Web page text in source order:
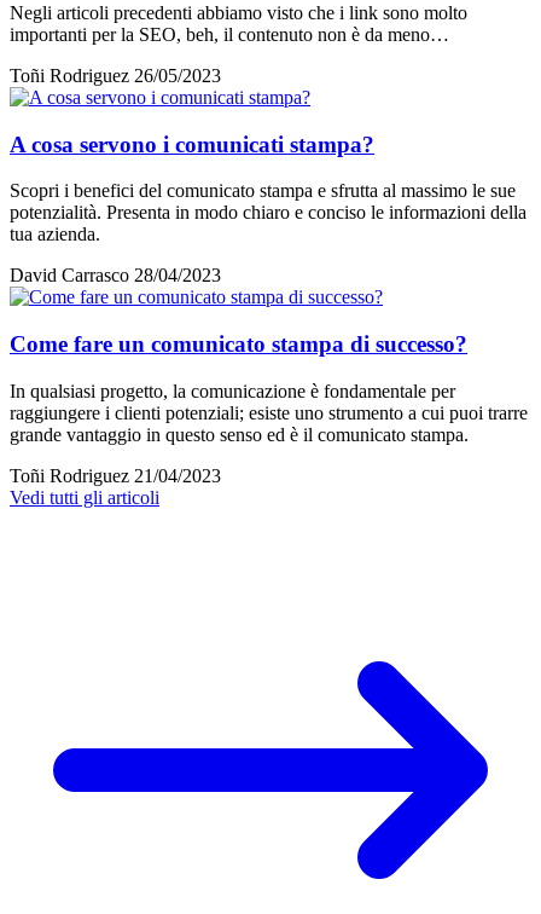
Negli articoli precedenti abbiamo visto che i link sono molto
importanti per la SEO, beh, il contenuto non è da meno…
Toñi Rodriguez 26/05/2023
A cosa servono i comunicati stampa?
Scopri i benefici del comunicato stampa e sfrutta al massimo le sue
potenzialità. Presenta in modo chiaro e conciso le informazioni della
tua azienda.
David Carrasco 28/04/2023
Come fare un comunicato stampa di successo?
In qualsiasi progetto, la comunicazione è fondamentale per
raggiungere i clienti potenziali; esiste uno strumento a cui puoi trarre
grande vantaggio in questo senso ed è il comunicato stampa.
Toñi Rodriguez 21/04/2023
Vedi tutti gli articoli